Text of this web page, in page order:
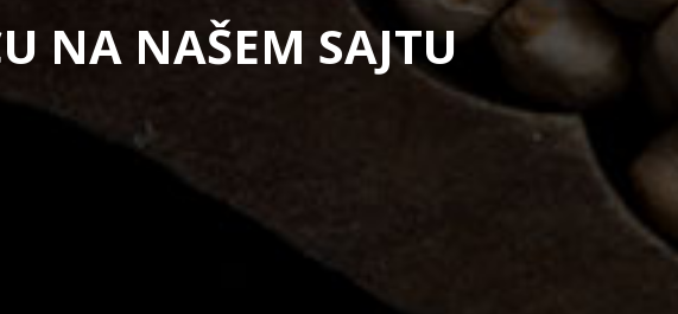
NA NAŠEM SAJTU